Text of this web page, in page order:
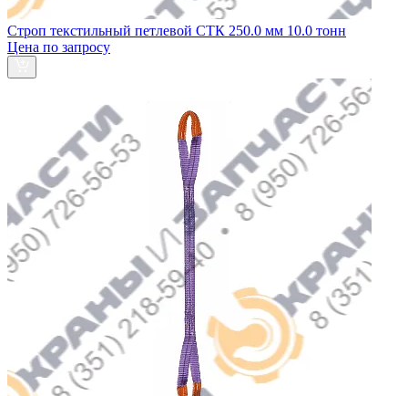
Строп текстильный петлевой СТК 250.0 мм 10.0 тонн
Цена по запросу